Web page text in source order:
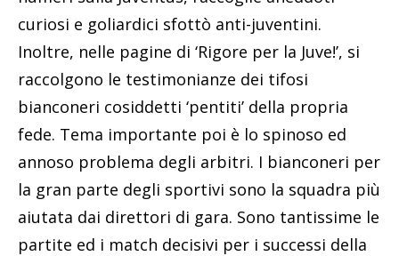
curiosi e goliardici sfottò anti-juventini.
Inoltre, nelle pagine di ‘Rigore per la Juve!’, si
raccolgono le testimonianze dei tifosi
bianconeri cosiddetti ‘pentiti’ della propria
fede. Tema importante poi è lo spinoso ed
annoso problema degli arbitri. I bianconeri per
la gran parte degli sportivi sono la squadra più
aiutata dai direttori di gara. Sono tantissime le
partite ed i match decisivi per i successi della